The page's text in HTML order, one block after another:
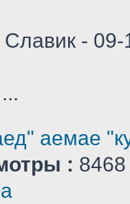
- 09-
аемае
: